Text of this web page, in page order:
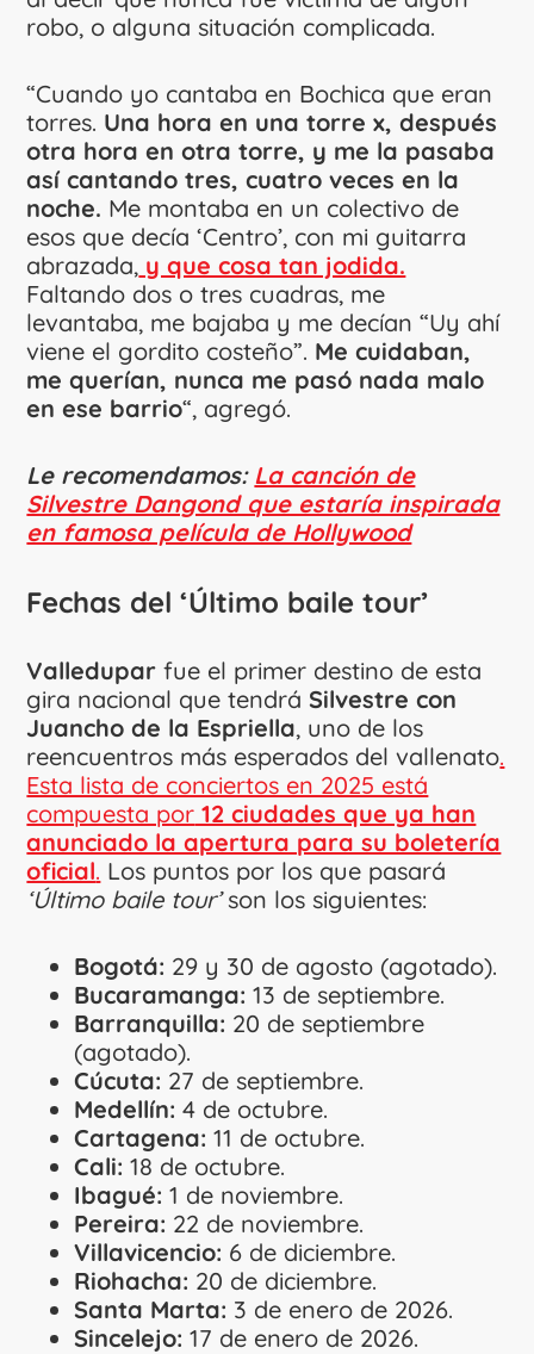
robo, o alguna situación complicada.
“Cuando yo cantaba en Bochica que eran
torres. Una hora en una torre x, después
otra hora en otra torre, y me la pasaba
así cantando tres, cuatro veces en la
noche. Me montaba en un colectivo de
esos que decía ‘Centro’, con mi guitarra
abrazada, y que cosa tan jodida.
Faltando dos o tres cuadras, me
levantaba, me bajaba y me decían “Uy ahí
viene el gordito costeño”. Me cuidaban,
me querían, nunca me pasó nada malo
en ese barrio“, agregó.
Le recomendamos: La canción de
Silvestre Dangond que estaría inspirada
en famosa película de Hollywood
Fechas del ‘Último baile tour’
Valledupar fue el primer destino de esta
gira nacional que tendráSilvestre con
Juancho de la Espriella, uno de los
reencuentros más esperados del vallenato.
Esta lista de conciertos en 2025 está
compuesta por 12 ciudades que ya han
anunciado la apertura para su boletería
oficial. Los puntos por los que pasará
‘Último baile tour’son los siguientes:
Bogotá: 29 y 30 de agosto (agotado).
Bucaramanga: 13 de septiembre.
Barranquilla: 20 de septiembre
(agotado).
Cúcuta: 27 de septiembre.
Medellín: 4 de octubre.
Cartagena: 11 de octubre.
Cali: 18 de octubre.
Ibagué: 1 de noviembre.
Pereira: 22 de noviembre.
Villavicencio: 6 de diciembre.
Riohacha: 20 de diciembre.
Santa Marta: 3 de enero de 2026.
Sincelejo: 17 de enero de 2026.